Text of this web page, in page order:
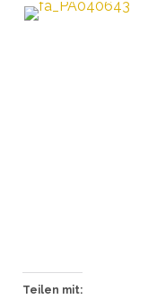
Teilen mit: